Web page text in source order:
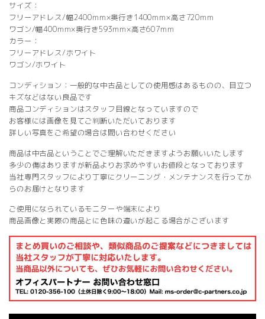
サイズ：
フリーアドレス/幅2400mm×奥行き1400mm×高さ720mm
ワゴン/幅400mm×奥行き593mm×高さ607mm
カラー：
フリーアドレス/ホワイト
ワゴン/ホワイト
コンディション：一般的な中古品としての使用感はあるものの、目立つ
キズなどはない良品です
商品コンディションはスタッフ目線となっていますので
お客様には画像を見てご判断いただいております
詳しい写真をご希望の場合は問い合わせください
商品は中古品ということでご理解いただきますようお願いいたします
多少の傷はありますが新品よりお求めやすいお値段となっております
当社専門スタッフにより丁寧にクリーニング・メンテナンスを行ってか
らのお届けとなります
ご使用になられているモニターや端末により
商品画像と実際の商品とに色味の違いが起こる場合がございます